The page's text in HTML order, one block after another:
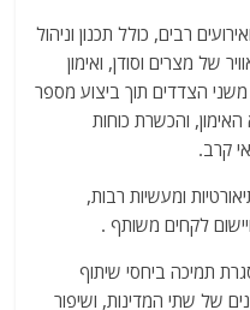
רבים, כולל תכנון וניהול
של מצרים וסודן, ואימון
הצדדים תוך ביצוע מספר
האימון, והכשרת כוחות
קרב.
ומעשיות רבות,
לקחים משותף .
תמיכה ביחסי שיתוף
של שתי המדינות, ושיפור